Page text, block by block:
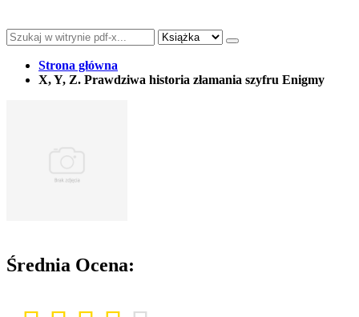
Strona główna
X, Y, Z. Prawdziwa historia złamania szyfru Enigmy
Średnia Ocena: